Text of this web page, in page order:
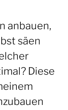
anbauen,
säen
Diese